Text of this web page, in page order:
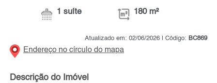
1 suíte 180 m²
Atualizado em: 02/06/2026 | Código: BC869
Endereço no círculo do mapa
Descrição do Imóvel